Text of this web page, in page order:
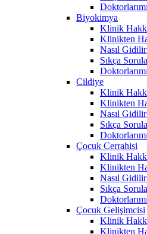
Biyokimya
Klinik
Klinikten
Nasıl
Sıkça
Cildiye
Klinik
Klinikten
Nasıl
Sıkça
Çocuk Cerrahisi
Klinik
Klinikten
Nasıl
Sıkça
Çocuk Gelişimcisi
Klinik
Klinikten